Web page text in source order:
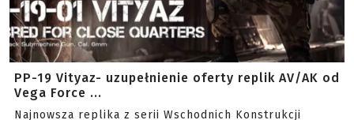
PP-19 Vityaz- uzupełnienie oferty replik AV/AK od
Vega Force ...
Najnowsza replika z serii Wschodnich Konstrukcji